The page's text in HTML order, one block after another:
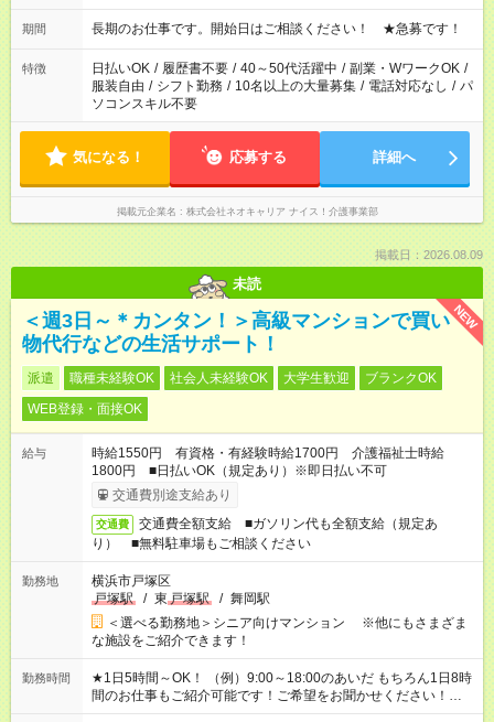
庭の都合でお休みが必要な場合も遠慮なくご相談ください。 ※
週最低15時間以上の勤務が必要です
期間 長期のお仕事です。開始日はご相談ください！ ★急募です！
特徴 日払いOK / 履歴書不要 / 40～50代活躍中 / 副業・WワークOK /
服装自由 / シフト勤務 / 10名以上の大量募集 / 電話対応なし / パ
ソコンスキル不要
気になる！ 応募する 詳細へ
掲載元企業名 株式会社ネオキャリア ナイス！介護事業部
掲載日：2026.08.09
未読
NEW
＜週3日～＊カンタン！＞高級マンションで買い
物代行などの生活サポート！
派遣 職種未経験OK 社会人未経験OK 大学生歓迎
ブランクOK
WEB登録・面接OK
給与
時給1550円 有資格・有経験時給1700円 介護福祉士時給
1800円 ■日払いOK（規定あり）※即日払い不可
交通費別途支給あり
交通費
交通費全額支給 ■ガソリン代も全額支給（規定あ
り） ■無料駐車場もご相談ください
勤務地
横浜市戸塚区
戸塚駅
/ 東 戸塚駅 / 舞岡駅
＜選べる勤務地＞シニア向けマンション ※他にもさまざま
な施設をご紹介できます！
勤務時間
★1日5時間～OK！ （例）9:00～18:00のあいだ もちろん1日8時
間のお仕事もご紹介可能です！ご希望をお聞かせください！★家
庭の都合でお休みが必要な場合も遠慮なくご相談ください。 ※